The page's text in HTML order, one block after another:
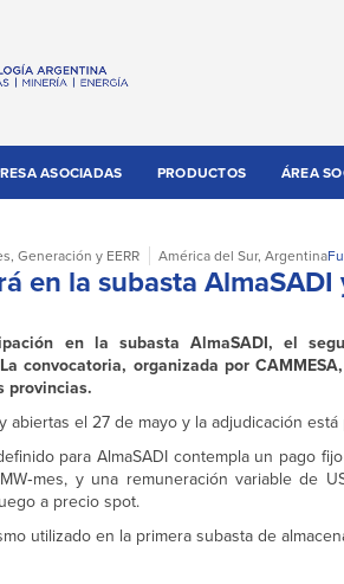
ASOCIADAS PRODUCTOS ÁREA
, Generación y EERR América del Sur, Argentina
en la subasta
en la subasta AlmaSADI, el
convocatoria, organizada por
provincias.
abiertas el 27 de mayo y la adjudicación
para AlmaSADI contempla un pago
y una remuneración variable de
a precio spot.
utilizado en la primera subasta de